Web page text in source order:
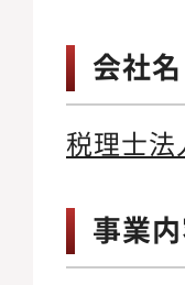
会社名
税理士法
事業